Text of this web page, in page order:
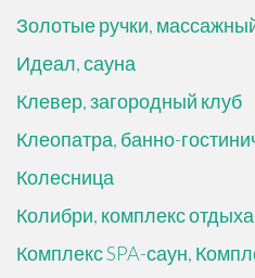
Золотые ручки,
Идеал, сауна
Клевер, загородный клуб
Клеопатра, банно-
Колесница
Колибри, комплекс отдыха
Комплекс SPA-саун,